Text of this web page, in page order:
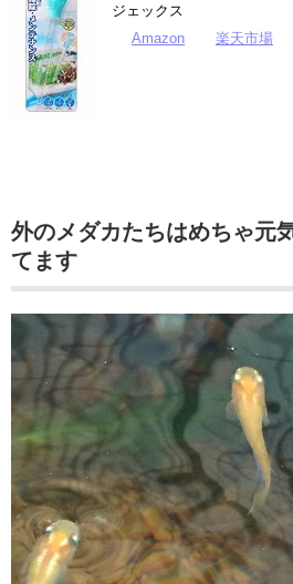
ジェックス
Amazon
楽天市場
外のメダカたちはめちゃ元
てます